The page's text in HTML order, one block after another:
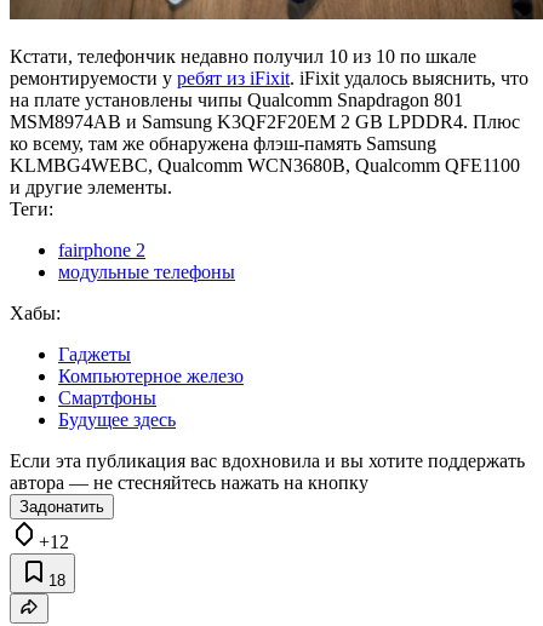
Кстати, телефончик недавно получил 10 из 10 по шкале
ремонтируемости у ребят из iFixit. iFixit удалось выяснить, что
на плате установлены чипы Qualcomm Snapdragon 801
MSM8974AB и Samsung K3QF2F20EM 2 GB LPDDR4. Плюс
ко всему, там же обнаружена флэш-память Samsung
KLMBG4WEBC, Qualcomm WCN3680B, Qualcomm QFE1100
и другие элементы.
Теги:
fairphone 2
модульные телефоны
Хабы:
Гаджеты
Компьютерное железо
Смартфоны
Будущее здесь
Если эта публикация вас вдохновила и вы хотите поддержать
автора — не стесняйтесь нажать на кнопку
Задонатить
+12
18